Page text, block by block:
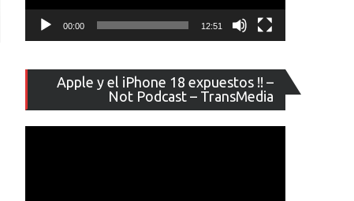
00:00 12:51
Apple y el iPhone 18 expuestos !! –
Not Podcast – TransMedia
de
vídeo